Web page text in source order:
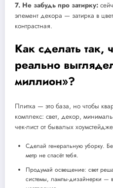
7. Не забудь про затирку:
элемент декора — затирка в
контрастная.
Как сделать так,
реально
миллион»?
Плитка — это база, но чтобы
комплекс: свет, декор,
чек-лист от бывалых
Сделай генеральную уборку.
метр не спасёт тебя.
Продумай освещение: свет
системы, лампы-дизайнерки —